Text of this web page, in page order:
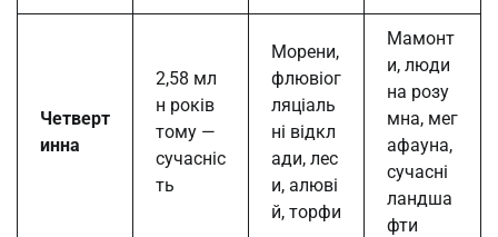
Четверт
инна
2,58 мл
н років
тому —
сучасніс
ть
Морени,
флювіог
ляціаль
ні відкл
ади, лес
и, алюві
й, торфи
Мамонт
и, люди
на розу
мна, мег
афауна,
сучасні
ландша
фти